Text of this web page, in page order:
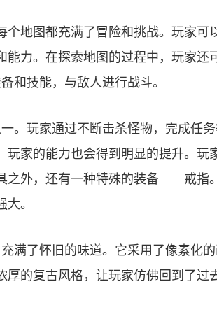
个地图都充满了冒险和挑战。玩家可
能力。在探索地图的过程中，玩家还
和技能，与敌人进行战斗。
。玩家通过不断击杀怪物，完成任
家的能力也会得到明显的提升。玩
之外，还有一种特殊的装备——戒指
。
满了怀旧的味道。它采用了像素化
厚的复古风格，让玩家仿佛回到了过